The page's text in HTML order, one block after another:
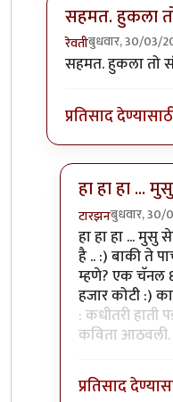
सहमत. हुकला
रेवतीबुधवार, 30/03/
In reply toछान
सहमत. हुकला तो
प्रतिसाद
हा हा हा ...
टारझनबुधवार, 30/
In reply to
हा हा हा ...
है .. :) बाकी ते
म्हणे? एक चॅनल
हजार कोटी :)
: कधीतरी हाती
कविता आठवली.
प्रतिसाद